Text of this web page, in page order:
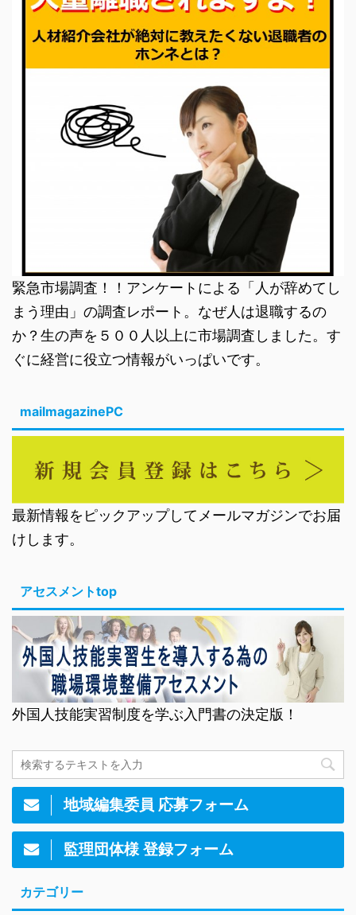
緊急市場調査！！アンケートによる「人が辞めてし
まう理由」の調査レポート。なぜ人は退職するの
か？生の声を５００人以上に市場調査しました。す
ぐに経営に役立つ情報がいっぱいです。
mailmagazinePC
最新情報をピックアップしてメールマガジンでお届
けします。
アセスメントtop
外国人技能実習制度を学ぶ入門書の決定版！
地域編集委員 応募フォーム
監理団体様 登録フォーム
カテゴリー